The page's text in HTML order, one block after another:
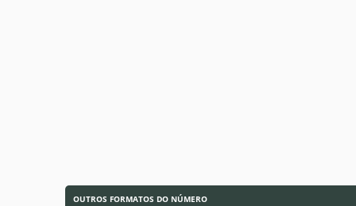
OUTROS FORMATOS DO NÚMERO